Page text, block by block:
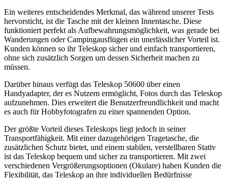
Ein weiteres entscheidendes Merkmal, das während unserer Tests
hervorsticht, ist die Tasche mit der kleinen Innentasche. Diese
funktioniert perfekt als Aufbewahrungsmöglichkeit, was gerade bei
Wanderungen oder Campingausflügen ein unerlässlicher Vorteil ist.
Kunden können so ihr Teleskop sicher und einfach transportieren,
ohne sich zusätzlich Sorgen um dessen Sicherheit machen zu
müssen.
Darüber hinaus verfügt das Teleskop 50600 über einen
Handyadapter, der es Nutzern ermöglicht, Fotos durch das Teleskop
aufzunehmen. Dies erweitert die Benutzerfreundlichkeit und macht
es auch für Hobbyfotografen zu einer spannenden Option.
Der größte Vorteil dieses Teleskops liegt jedoch in seiner
Transportfähigkeit. Mit einer dazugehörigen Tragetasche, die
zusätzlichen Schutz bietet, und einem stabilen, verstellbaren Stativ
ist das Teleskop bequem und sicher zu transportieren. Mit zwei
verschiedenen Vergrößerungsoptionen (Okulare) haben Kunden die
Flexibilität, das Teleskop an ihre individuellen Bedürfnisse